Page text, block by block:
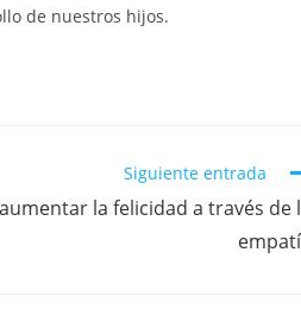
de nuestros hijos.
Siguiente entrada
la felicidad a través de